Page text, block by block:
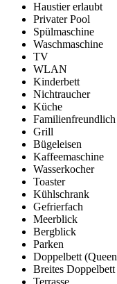
Haustier erlaubt
Privater Pool
Spülmaschine
Waschmaschine
TV
WLAN
Kinderbett
Nichtraucher
Küche
Familienfreundlich
Grill
Bügeleisen
Kaffeemaschine
Wasserkocher
Toaster
Kühlschrank
Gefrierfach
Meerblick
Bergblick
Parken
Doppelbett
Breites